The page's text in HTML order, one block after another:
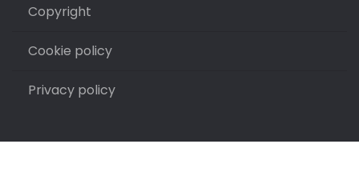
Copyright
Cookie policy
Privacy policy